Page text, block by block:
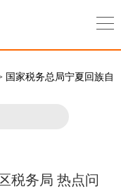
国家税务总局宁夏回族自
税务局 热点问